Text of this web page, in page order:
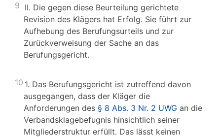
9 II. Die gegen diese Beurteilung gerichtete
Revision des Klägers hat Erfolg. Sie führt zur
Aufhebung des Berufungsurteils und zur
Zurückverweisung der Sache an das
Berufungsgericht.
10 1. Das Berufungsgericht ist zutreffend davon
ausgegangen, dass der Kläger die
Anforderungen des § 8 Abs. 3 Nr. 2 UWG an die
Verbandsklagebefugnis hinsichtlich seiner
Mitgliederstruktur erfüllt. Das lässt keinen